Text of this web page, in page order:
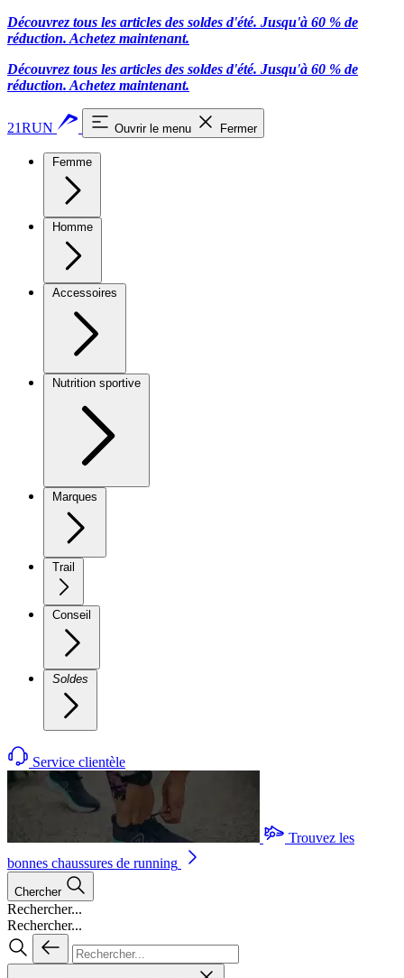
Découvrez tous les articles des soldes d'été. Jusqu'à 60 % de
réduction. Achetez maintenant.
Découvrez tous les articles des soldes d'été. Jusqu'à 60 % de
réduction. Achetez maintenant.
21RUN Ouvrir le menu Fermer
Femme
Homme
Accessoires
Nutrition sportive
Marques
Trail
Conseil
Soldes
Service clientèle
Trouvez les
bonnes chaussures de running
Chercher
Rechercher...
Rechercher...